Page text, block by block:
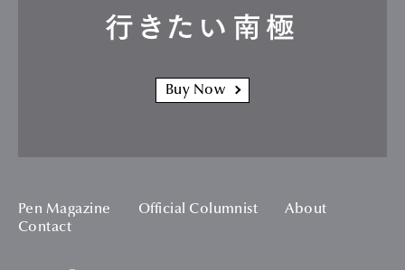
行きたい南極
Buy Now
Pen Magazine Official Columnist
About
Contact